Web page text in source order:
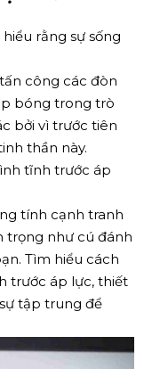
rằng sự sống
công các đòn
bóng trong trò
bởi vì trước tiên
thần này.
tĩnh trước áp
tính cạnh tranh
trọng như cú đánh
Tìm hiểu cách
trước áp lực, thiết
tập trung để